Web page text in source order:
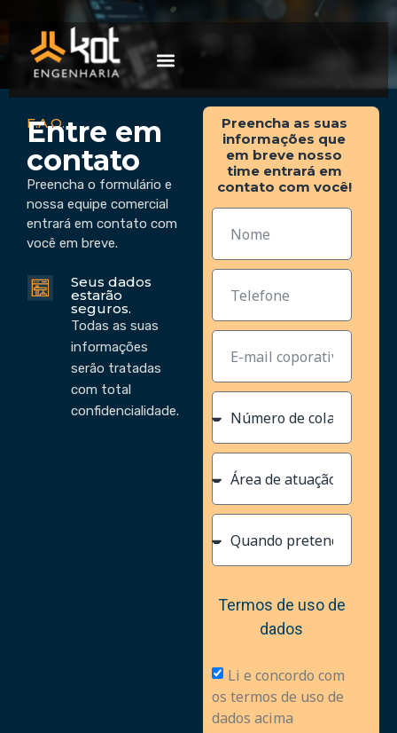
F.A.Q.
Entre em
contato
Preencha o formulário e
nossa equipe comercial
entrará em contato com
você em breve.
Seus dados
estarão
seguros.
Todas as suas
informações
serão tratadas
com total
confidencialidade.
Preencha as suas
informações que
em breve nosso
time entrará em
contato com você!
Termos de uso de
dados
Li e concordo com
os termos de uso de
dados acima